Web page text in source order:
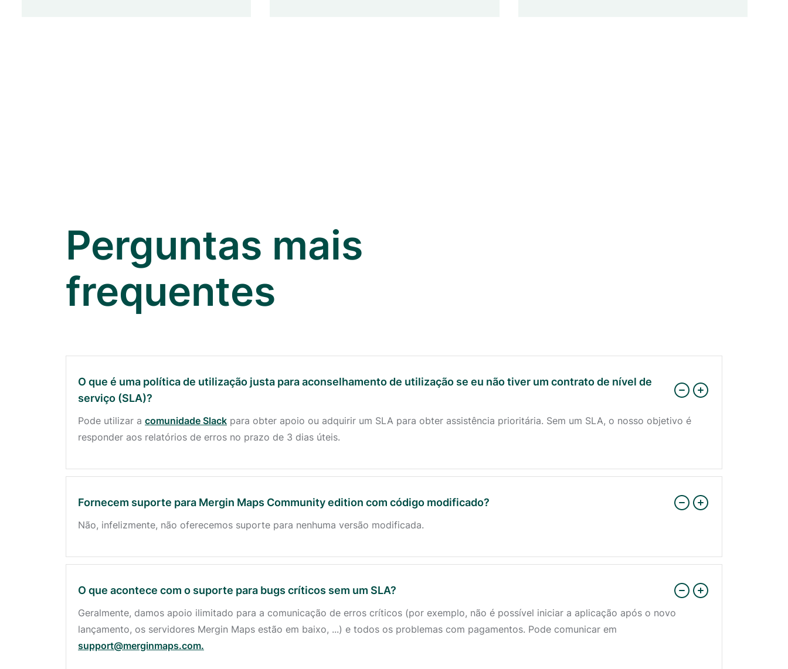
Perguntas mais
frequentes
O que é uma política de utilização justa para aconselhamento de utilização se eu não tiver um contrato de nível de
serviço (SLA)?
Pode utilizar a comunidade Slack para obter apoio ou adquirir um SLA para obter assistência prioritária. Sem um SLA, o nosso objetivo é
responder aos relatórios de erros no prazo de 3 dias úteis.
Fornecem suporte para Mergin Maps Community edition com código modificado?
Não, infelizmente, não oferecemos suporte para nenhuma versão modificada.
O que acontece com o suporte para bugs críticos sem um SLA?
Geralmente, damos apoio ilimitado para a comunicação de erros críticos (por exemplo, não é possível iniciar a aplicação após o novo
lançamento, os servidores Mergin Maps estão em baixo, ...) e todos os problemas com pagamentos. Pode comunicar em
support@merginmaps.com.